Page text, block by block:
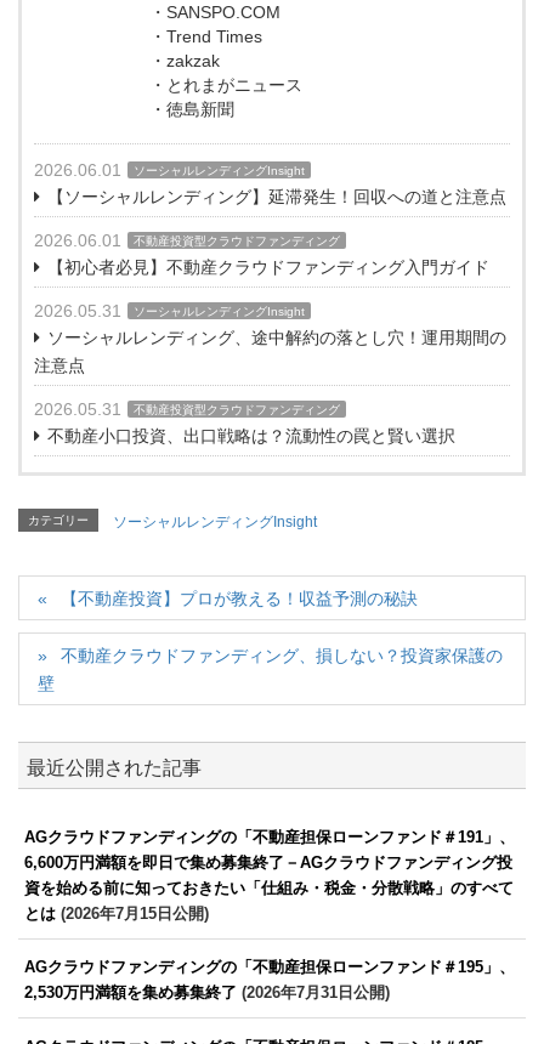
・SANSPO.COM
・Trend Times
・zakzak
・とれまがニュース
・徳島新聞
2026.06.01 ソーシャルレンディングInsight
【ソーシャルレンディング】延滞発生！回収への道と注意点
2026.06.01 不動産投資型クラウドファンディング
【初心者必見】不動産クラウドファンディング入門ガイド
2026.05.31 ソーシャルレンディングInsight
ソーシャルレンディング、途中解約の落とし穴！運用期間の
注意点
2026.05.31 不動産投資型クラウドファンディング
不動産小口投資、出口戦略は？流動性の罠と賢い選択
カテゴリー ソーシャルレンディングInsight
【不動産投資】プロが教える！収益予測の秘訣
不動産クラウドファンディング、損しない？投資家保護の
壁
最近公開された記事
AGクラウドファンディングの「不動産担保ローンファンド＃191」、
6,600万円満額を即日で集め募集終了－AGクラウドファンディング投
資を始める前に知っておきたい「仕組み・税金・分散戦略」のすべて
とは (2026年7月15日公開)
AGクラウドファンディングの「不動産担保ローンファンド＃195」、
2,530万円満額を集め募集終了 (2026年7月31日公開)